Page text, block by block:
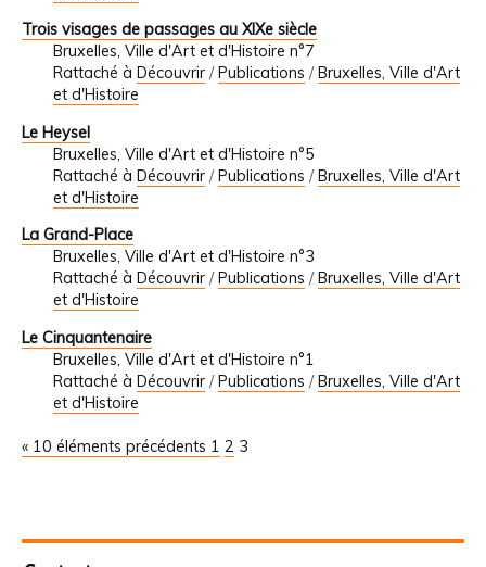
Trois visages de passages au XIXe siècle
Bruxelles, Ville d'Art et d'Histoire n°7
Rattaché à Découvrir / Publications / Bruxelles, Ville d'Art
et d'Histoire
Le Heysel
Bruxelles, Ville d'Art et d'Histoire n°5
Rattaché à Découvrir /Publications /Bruxelles, Ville d'Art
et d'Histoire
La Grand-Place
Bruxelles, Ville d'Art et d'Histoire n°3
Rattaché à Découvrir /Publications /Bruxelles, Ville d'Art
et d'Histoire
Le Cinquantenaire
Bruxelles, Ville d'Art et d'Histoire n°1
Rattaché à Découvrir /Publications /Bruxelles, Ville d'Art
et d'Histoire
« 10 éléments précédents 1 2 3